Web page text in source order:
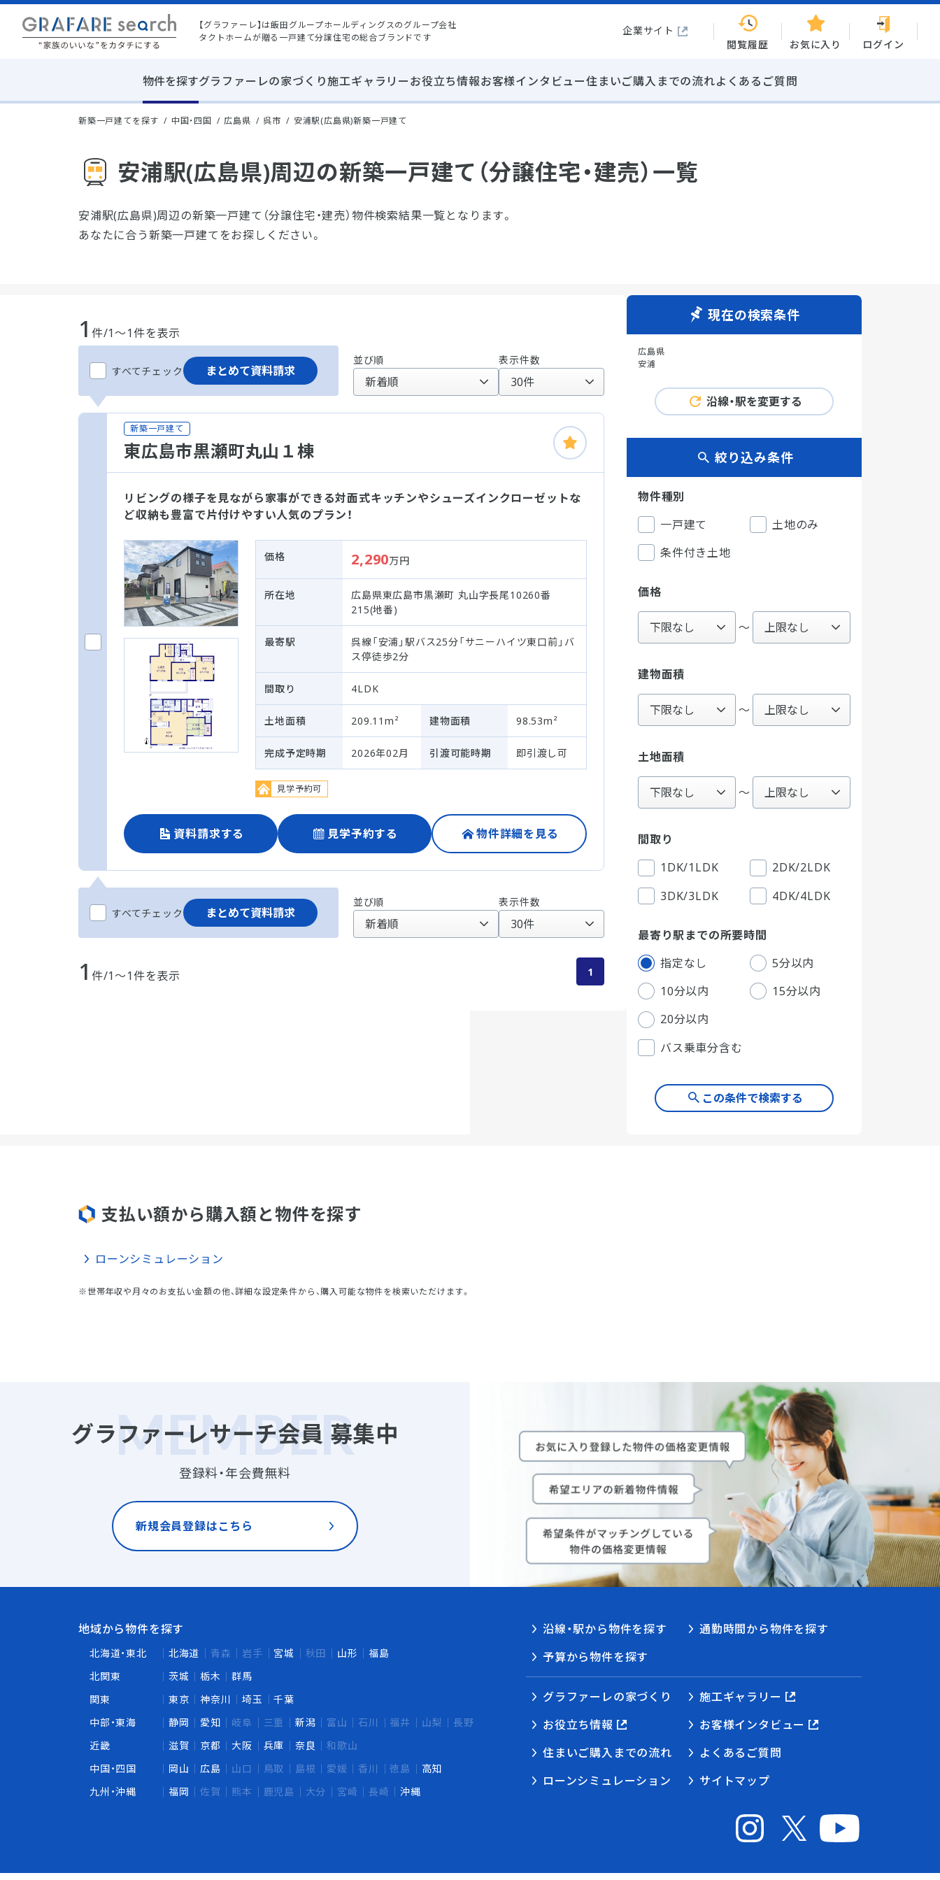
【グラファーレ】は飯田グループホールディングスのグループ会社
タクトホームが贈る一戸建て分譲住宅の総合ブランドです
企業サイト
閲覧履歴
お気に入り ログイン
物件を探すグラファーレの家づくり施工ギャラリーお役立ち情報お客様インタビュー住まいご購入までの流れよくあるご質問
新築一戸建てを探す 中国・四国 広島県 呉市 安浦駅(広島県)新築一戸建て
安浦駅(広島県)周辺の新築一戸建て（分譲住宅・建売）一覧
安浦駅(広島県)周辺の新築一戸建て（分譲住宅・建売）物件検索結果一覧となります。
あなたに合う新築一戸建てをお探しください。
1 件/1～1件を表示
すべてチェック まとめて資料請求
並び順 表示件数
新築一戸建て
東広島市黒瀬町丸山１棟
リビングの様子を見ながら家事ができる対面式キッチンやシューズインクローゼットな
ど収納も豊富で片付けやすい人気のプラン！
価格 2,290万円
所在地
広島県東広島市黒瀬町 丸山字長尾10260番
215(地番)
最寄駅
呉線「安浦」駅バス25分「サニーハイツ東口前」バ
ス停徒歩2分
間取り 4LDK
土地面積 209.11m² 建物面積 98.53m²
完成予定時期 2026年02月 引渡可能時期 即引渡し可
見学予約可
資料請求する 見学予約する 物件詳細を見る
すべてチェック まとめて資料請求
並び順 表示件数
1 件/1～1件を表示 1
現在の検索条件
広島県
安浦
沿線・駅を変更する
絞り込み条件
物件種別
一戸建て
土地のみ
条件付き土地
価格
〜
建物面積
～
土地面積
～
間取り
1DK/1LDK
2DK/2LDK
3DK/3LDK
4DK/4LDK
最寄り駅までの所要時間
指定なし
5分以内
10分以内
15分以内
20分以内
バス乗車分含む
この条件で検索する
支払い額から購入額と物件を探す
ローンシミュレーション
※世帯年収や月々のお支払い金額の他、詳細な設定条件から、購入可能な物件を検索いただけます。
グラファーレサーチ会員 募集中
登録料・年会費無料
新規会員登録はこちら
地域から物件を探す
北海道・東北 北海道 青森 岩手 宮城 秋田 山形
福島
北関東
茨城 栃木
群馬
関東
東京 神奈川 埼玉
千葉
中部・東海
静岡 愛知 岐阜 三重 新潟 富山 石川 福井 山梨
長野
近畿
滋賀 京都 大阪 兵庫 奈良
和歌山
中国・四国
岡山 広島 山口 鳥取 島根 愛媛 香川 徳島
高知
九州・沖縄
福岡 佐賀 熊本 鹿児島 大分 宮崎 長崎 沖縄
沿線・駅から物件を探す
通勤時間から物件を探す
予算から物件を探す
グラファーレの家づくり
施工ギャラリー
お役立ち情報
お客様インタビュー
住まいご購入までの流れ
よくあるご質問
ローンシミュレーション
サイトマップ